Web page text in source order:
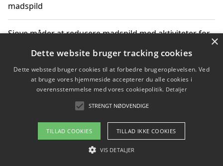
madspild
Sjove måder at reducere madspild med aktiviteter for
Hvor finder jeg nemme måltidskasser i Vejle
Om / kontakt
Blog Betingelser
×
Dette website bruger tracking cookies
Dette websted bruger cookies til at forbedre brugeroplevelsen. Ved
at bruge vores hjemmeside accepterer du alle cookies i
overensstemmelse med vores cookiepolitik. Detaljer
STRENGT NØDVENDIGE
TILLAD COOKIES TILLAD IKKE COOKIES
VIS DETALJER